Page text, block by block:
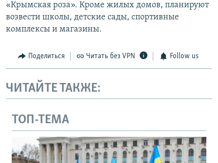
«Крымская роза». Кроме жилых домов, планируют
возвести школы, детские сады, спортивные
комплексы и магазины.
Поделиться Читать без VPN Follow us
ЧИТАЙТЕ ТАКЖЕ:
ТОП-ТЕМА